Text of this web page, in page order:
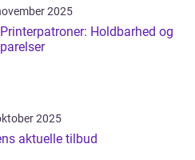
2025
Holdbarhed og
2025
aktuelle tilbud